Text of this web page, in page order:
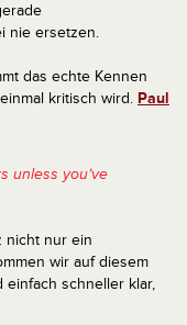
nie ersetzen.
das echte Kennen
kritisch wird. Paul
unless you’ve
nicht nur ein
wir auf diesem
einfach schneller klar,